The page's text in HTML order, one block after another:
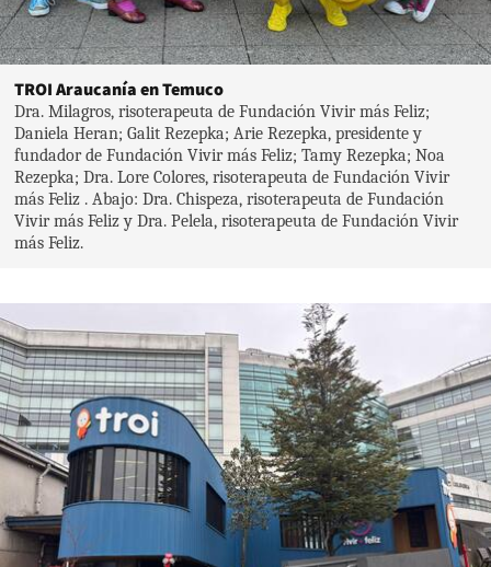
TROI Araucanía en Temuco
Dra. Milagros, risoterapeuta de Fundación Vivir más Feliz;
Daniela Heran; Galit Rezepka; Arie Rezepka, presidente y
fundador de Fundación Vivir más Feliz; Tamy Rezepka; Noa
Rezepka; Dra. Lore Colores, risoterapeuta de Fundación Vivir
más Feliz . Abajo: Dra. Chispeza, risoterapeuta de Fundación
Vivir más Feliz y Dra. Pelela, risoterapeuta de Fundación Vivir
más Feliz.